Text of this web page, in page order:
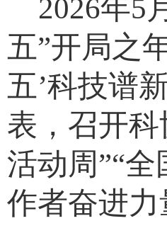
2026年5
五”开局之
五’科技谱
表，召开
活动周”“
作者奋进